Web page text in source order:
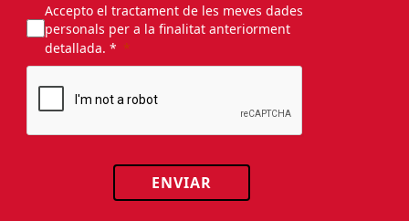
Accepto el tractament de les meves dades
personals per a la finalitat anteriorment
detallada. *
ENVIAR